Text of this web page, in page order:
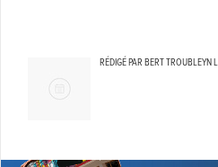
RÉDIGÉ PAR BERT TROUBLEYN